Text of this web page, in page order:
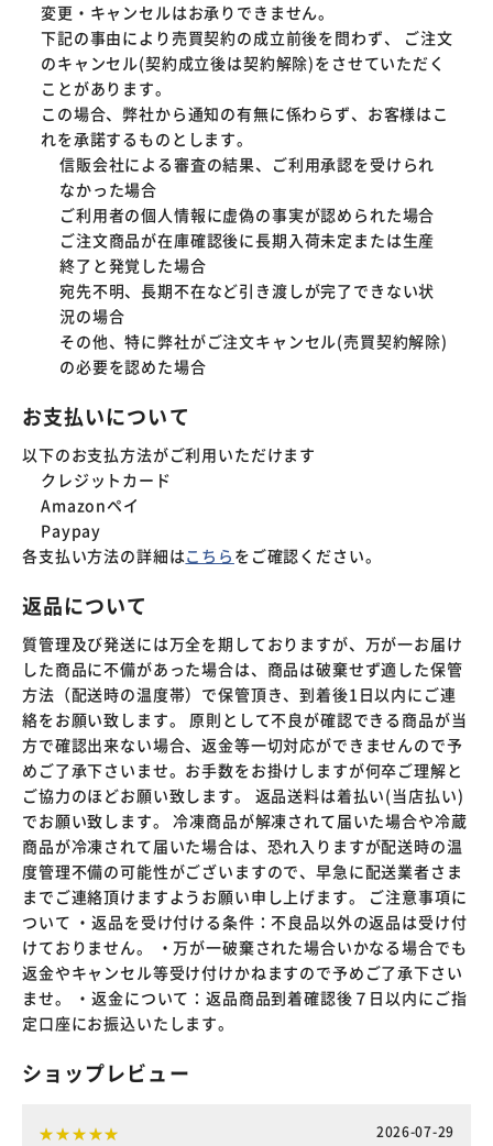
変更・キャンセルはお承りできません。
下記の事由により売買契約の成立前後を問わず、 ご注文
のキャンセル(契約成立後は契約解除)をさせていただく
ことがあります。
この場合、弊社から通知の有無に係わらず、お客様はこ
れを承諾するものとします。
信販会社による審査の結果、ご利用承認を受けられ
なかった場合
ご利用者の個人情報に虚偽の事実が認められた場合
ご注文商品が在庫確認後に長期入荷未定または生産
終了と発覚した場合
宛先不明、長期不在など引き渡しが完了できない状
況の場合
その他、特に弊社がご注文キャンセル(売買契約解除)
の必要を認めた場合
お支払いについて
以下のお支払方法がご利用いただけます
クレジットカード
Amazonペイ
Paypay
各支払い方法の詳細はこちら をご確認ください。
返品について
質管理及び発送には万全を期しておりますが、万が一お届け
した商品に不備があった場合は、商品は破棄せず適した保管
方法（配送時の温度帯）で保管頂き、到着後1日以内にご連
絡をお願い致します。 原則として不良が確認できる商品が当
方で確認出来ない場合、返金等一切対応ができませんので予
めご了承下さいませ。お手数をお掛けしますが何卒ご理解と
ご協力のほどお願い致します。 返品送料は着払い(当店払い)
でお願い致します。 冷凍商品が解凍されて届いた場合や冷蔵
商品が冷凍されて届いた場合は、恐れ入りますが配送時の温
度管理不備の可能性がございますので、早急に配送業者さま
までご連絡頂けますようお願い申し上げます。 ご注意事項に
ついて ・返品を受け付ける条件：不良品以外の返品は受け付
けておりません。 ・万が一破棄された場合いかなる場合でも
返金やキャンセル等受け付けかねますので予めご了承下さい
ませ。 ・返金について：返品商品到着確認後７日以内にご指
定口座にお振込いたします。
ショップレビュー
2026-07-29